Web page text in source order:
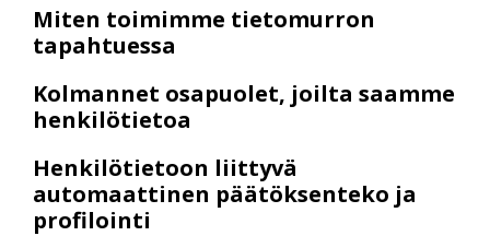
Miten toimimme tietomurron
tapahtuessa
Kolmannet osapuolet, joilta saamme
henkilötietoa
Henkilötietoon liittyvä
automaattinen päätöksenteko ja
profilointi